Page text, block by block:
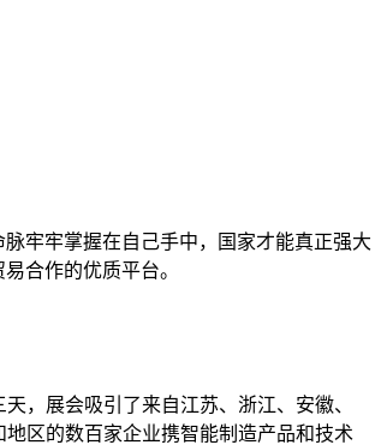
牢牢掌握在自己手中，国家才能真正强大
合作的优质平台。
，展会吸引了来自江苏、浙江、安徽、
区的数百家企业携智能制造产品和技术